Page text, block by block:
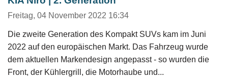
Freitag, 04 November 2022 16:34
Die zweite Generation des Kompakt SUVs kam im Juni
2022 auf den europäischen Markt. Das Fahrzeug wurde
dem aktuellen Markendesign angepasst - so wurden die
Front, der Kühlergrill, die Motorhaube und...